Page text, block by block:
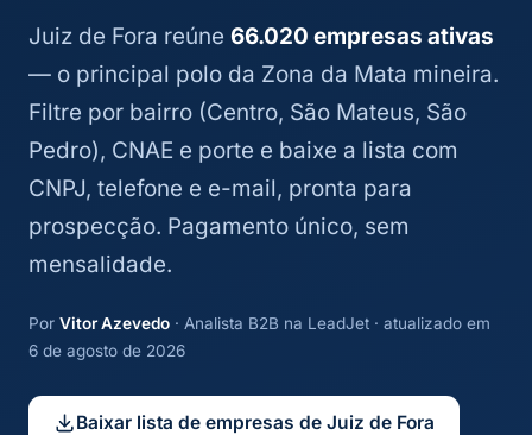
Juiz de Fora reúne 66.020 empresas ativas
— o principal polo da Zona da Mata mineira.
Filtre por bairro (Centro, São Mateus, São
Pedro), CNAE e porte e baixe a lista com
CNPJ, telefone e e-mail, pronta para
prospecção. Pagamento único, sem
mensalidade.
Por Vitor Azevedo · Analista B2B na LeadJet · atualizado em
6 de agosto de 2026
Baixar lista de empresas de Juiz de Fora